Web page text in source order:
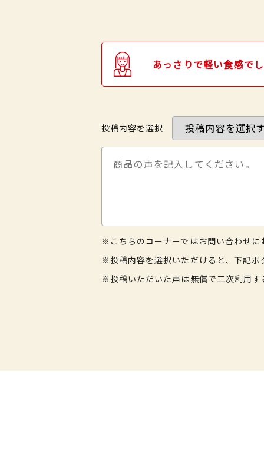
あっさりで軽い食感でし
投稿内容を選択
※こちらのコーナーではお問い合わせに
※投稿内容を選択いただけると、下記ボ
※投稿いただいた声は無償で二次利用す